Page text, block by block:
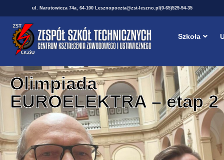
ul. Narutowicza 74a, 64-100 Lesznopoczta@zst-leszno.pl (0-65)529-94-35
Szkoła
Olimpiada
EUROELEKTRA – etap 2